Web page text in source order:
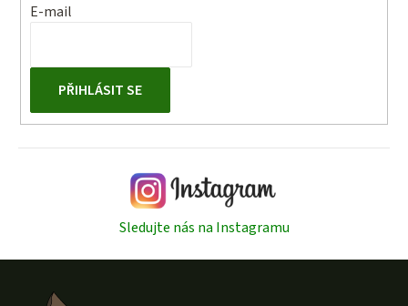
E-mail
PŘIHLÁSIT SE
Sledujte nás na Instagramu